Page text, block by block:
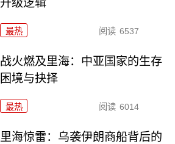
升级逻辑
最热 阅读 6537
战火燃及里海：中亚国家的生存
困境与抉择
最热 阅读 6014
里海惊雷：乌袭伊朗商船背后的